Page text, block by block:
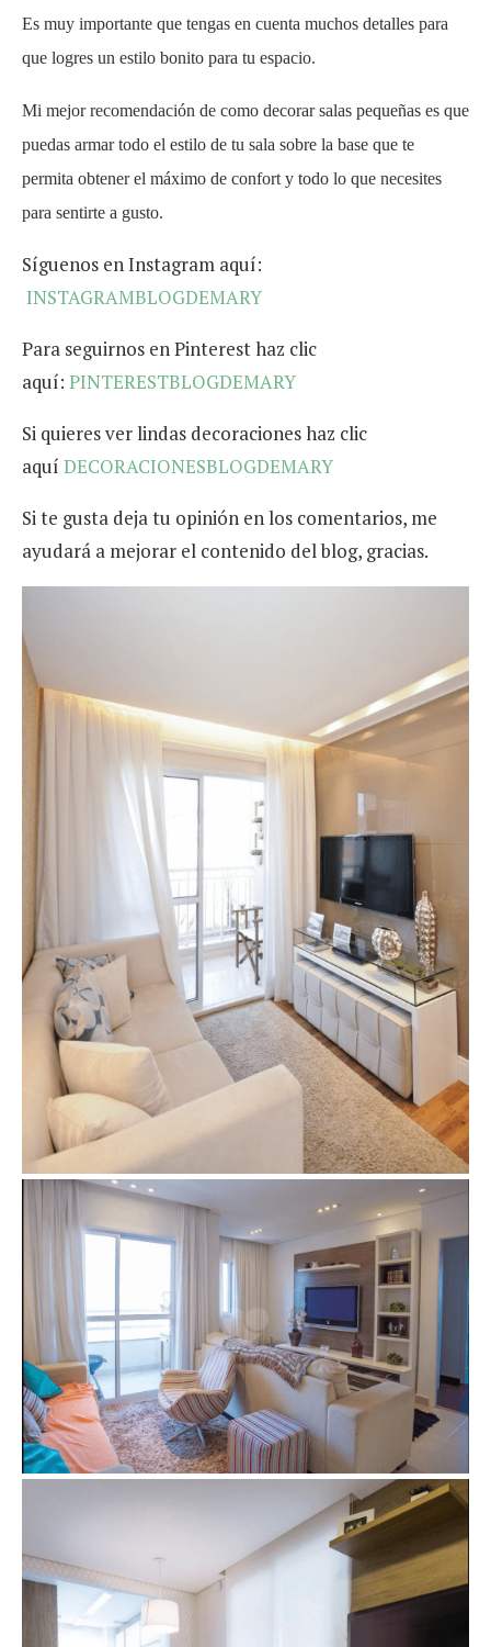
Es muy importante que tengas en cuenta muchos detalles para
que logres un estilo bonito para tu espacio.
Mi mejor recomendación de como decorar salas pequeñas es que
puedas armar todo el estilo de tu sala sobre la base que te
permita obtener el máximo de confort y todo lo que necesites
para sentirte a gusto.
Síguenos en Instagram aquí:
INSTAGRAMBLOGDEMARY
Para seguirnos en Pinterest haz clic
aquí: PINTERESTBLOGDEMARY
Si quieres ver lindas decoraciones haz clic
aquí DECORACIONESBLOGDEMARY
Si te gusta deja tu opinión en los comentarios, me
ayudará a mejorar el contenido del blog, gracias.